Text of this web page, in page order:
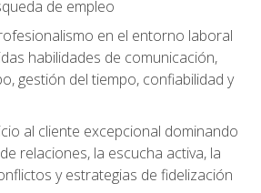
de empleo
en el entorno laboral
habilidades de comunicación,
gestión del tiempo, confiabilidad y
al cliente excepcional dominando
relaciones, la escucha activa, la
y estrategias de fidelización